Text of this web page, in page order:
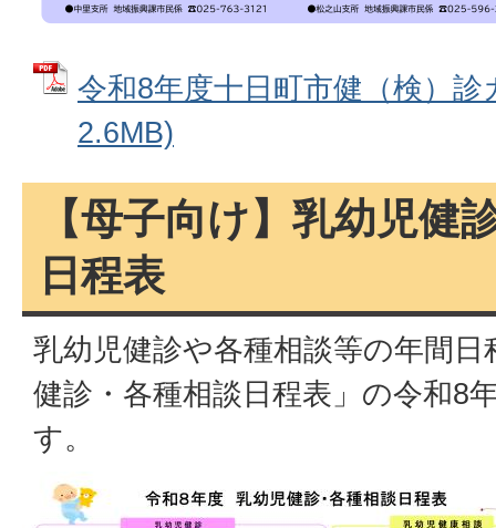
令和8年度十日町市健（検）
2.6MB)
【母子向け】乳幼児健
日程表
乳幼児健診や各種相談等の年間
健診・各種相談日程表」の令和8
す。